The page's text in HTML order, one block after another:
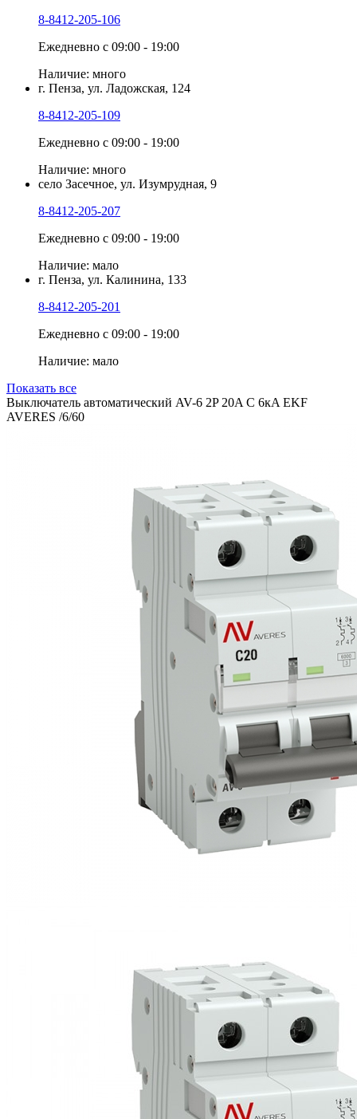
8-8412-205-106
Ежедневно с 09:00 - 19:00
Наличие: много
г. Пенза, ул. Ладожская, 124
8-8412-205-109
Ежедневно с 09:00 - 19:00
Наличие: много
село Засечное, ул. Изумрудная, 9
8-8412-205-207
Ежедневно с 09:00 - 19:00
Наличие: мало
г. Пенза, ул. Калинина, 133
8-8412-205-201
Ежедневно с 09:00 - 19:00
Наличие: мало
Показать все
Выключатель автоматический AV-6 2P 20A C 6кA EKF
AVERES /6/60